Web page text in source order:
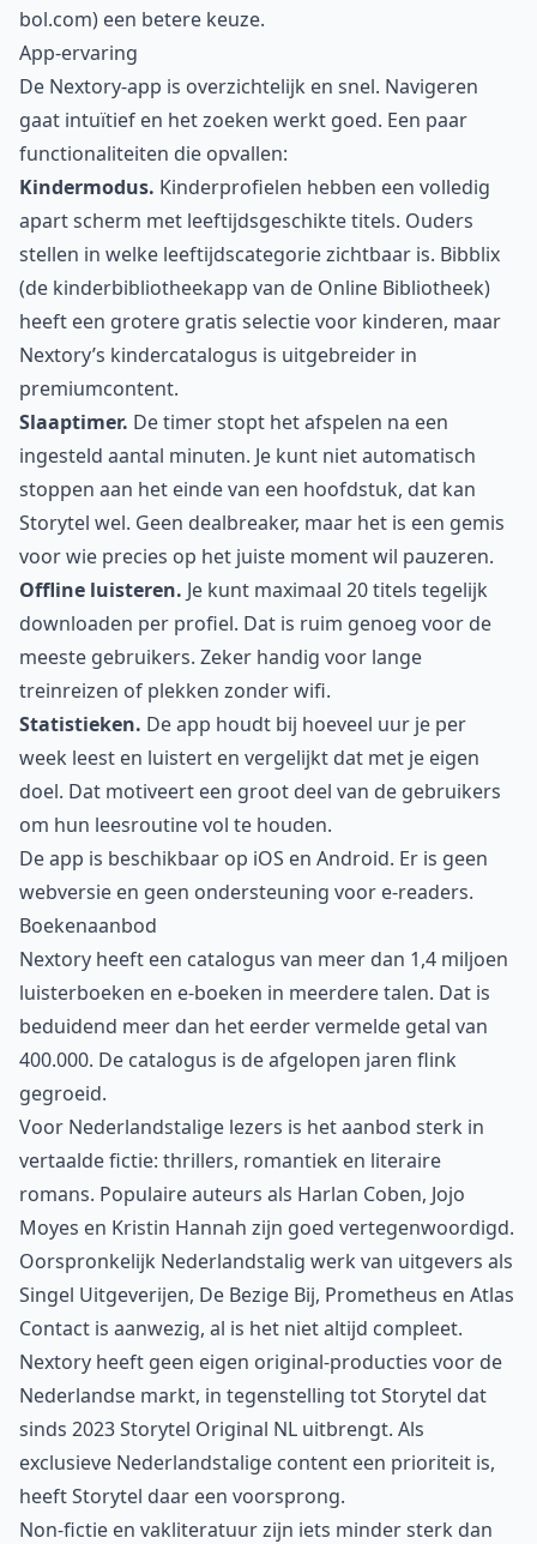
bol.com) een betere keuze.
App-ervaring
De Nextory-app is overzichtelijk en snel. Navigeren
gaat intuïtief en het zoeken werkt goed. Een paar
functionaliteiten die opvallen:
Kindermodus. Kinderprofielen hebben een volledig
apart scherm met leeftijdsgeschikte titels. Ouders
stellen in welke leeftijdscategorie zichtbaar is. Bibblix
(de kinderbibliotheekapp van de Online Bibliotheek)
heeft een grotere gratis selectie voor kinderen, maar
Nextory’s kindercatalogus is uitgebreider in
premiumcontent.
Slaaptimer. De timer stopt het afspelen na een
ingesteld aantal minuten. Je kunt niet automatisch
stoppen aan het einde van een hoofdstuk, dat kan
Storytel wel. Geen dealbreaker, maar het is een gemis
voor wie precies op het juiste moment wil pauzeren.
Offline luisteren. Je kunt maximaal 20 titels tegelijk
downloaden per profiel. Dat is ruim genoeg voor de
meeste gebruikers. Zeker handig voor lange
treinreizen of plekken zonder wifi.
Statistieken. De app houdt bij hoeveel uur je per
week leest en luistert en vergelijkt dat met je eigen
doel. Dat motiveert een groot deel van de gebruikers
om hun leesroutine vol te houden.
De app is beschikbaar op iOS en Android. Er is geen
webversie en geen ondersteuning voor e-readers.
Boekenaanbod
Nextory heeft een catalogus van meer dan 1,4 miljoen
luisterboeken en e-boeken in meerdere talen. Dat is
beduidend meer dan het eerder vermelde getal van
400.000. De catalogus is de afgelopen jaren flink
gegroeid.
Voor Nederlandstalige lezers is het aanbod sterk in
vertaalde fictie: thrillers, romantiek en literaire
romans. Populaire auteurs als Harlan Coben, Jojo
Moyes en Kristin Hannah zijn goed vertegenwoordigd.
Oorspronkelijk Nederlandstalig werk van uitgevers als
Singel Uitgeverijen, De Bezige Bij, Prometheus en Atlas
Contact is aanwezig, al is het niet altijd compleet.
Nextory heeft geen eigen original-producties voor de
Nederlandse markt, in tegenstelling tot Storytel dat
sinds 2023 Storytel Original NL uitbrengt. Als
exclusieve Nederlandstalige content een prioriteit is,
heeft Storytel daar een voorsprong.
Non-fictie en vakliteratuur zijn iets minder sterk dan